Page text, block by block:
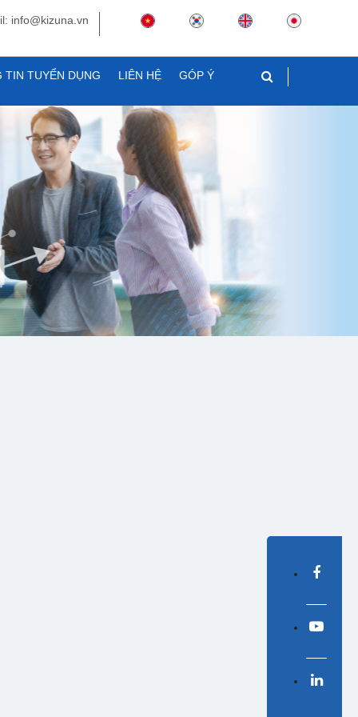
info@kizuna.vn
TIN TUYỂN DỤNG LIÊN HỆ GÓP Ý